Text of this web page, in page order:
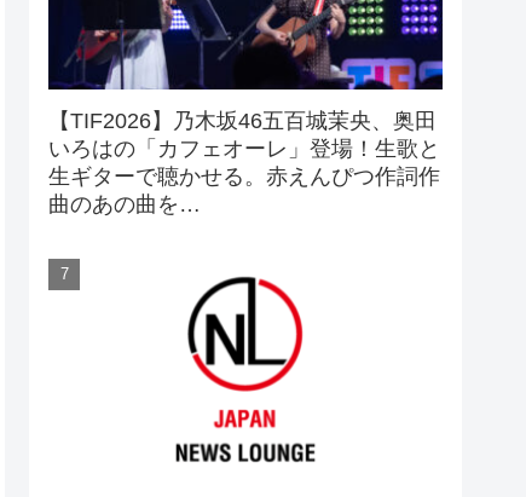
【TIF2026】乃木坂46五百城茉央、奥田
いろはの「カフェオーレ」登場！生歌と
生ギターで聴かせる。赤えんぴつ作詞作
曲のあの曲を…